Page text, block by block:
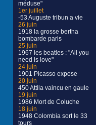
méduse"
1er juillet
-53 Auguste tribun a vie
26 juin
1918 la grosse bertha
bombarde paris
25 juin
1967 les beatles : "All you
need is love"
24 juin
1901 Picasso expose
20 juin
450 Attila vaincu en gaule
19 juin
1986 Mort de Coluche
18 juin
1948 Colombia sort le 33
tours